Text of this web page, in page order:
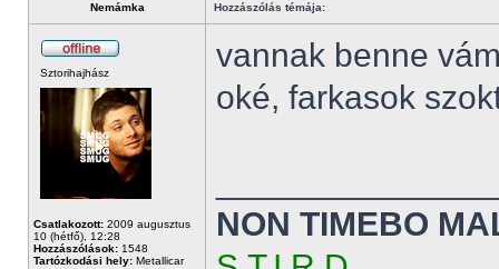
Nemámka Hozzászólás témája:
Sztorihajhász
Csatlakozott: 2009 augusztus
10 (hétfő), 12:28
Hozzászólások: 1548
Tartózkodási hely: Metallicar
vannak benne
oké, farkasok
NON TIMEBO